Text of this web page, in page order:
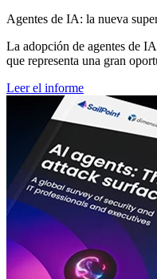
Agentes de IA: la nueva
La adopción de agentes de
que representa una gran
Leer el informe